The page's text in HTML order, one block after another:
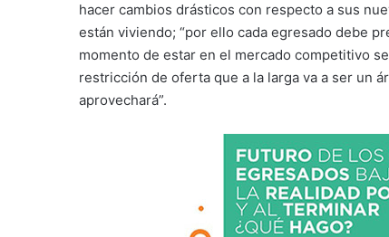
hacer cambios drásticos con respecto a sus
están viviendo; “por ello cada egresado debe
momento de estar en el mercado competitivo
restricción de oferta que a la larga va a ser un
aprovechará”.